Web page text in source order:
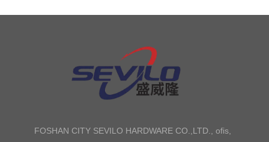
FOSHAN CITY SEVILO HARDWARE CO.,LTD., ofis,